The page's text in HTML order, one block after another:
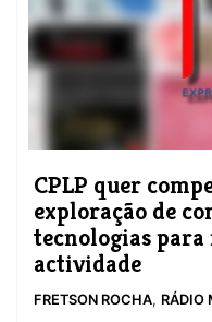
​CPLP quer
exploração de
tecnologias
actividade
FRETSON ROCHA, RÁDIO